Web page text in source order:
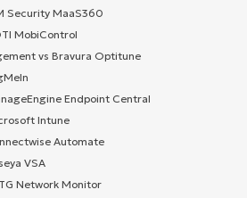
Security MaaS360
MobiControl
vs Bravura Optitune
Endpoint Central
Intune
Automate
VSA
Network Monitor